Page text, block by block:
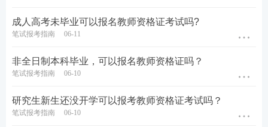
成人高考未毕业可以报名教师资格证考试吗?
笔试报考指南 06-11
非全日制本科毕业，可以报名教师资格证吗？
笔试报考指南 06-10
研究生新生还没开学可以报考教师资格证考试吗？
笔试报考指南 06-10